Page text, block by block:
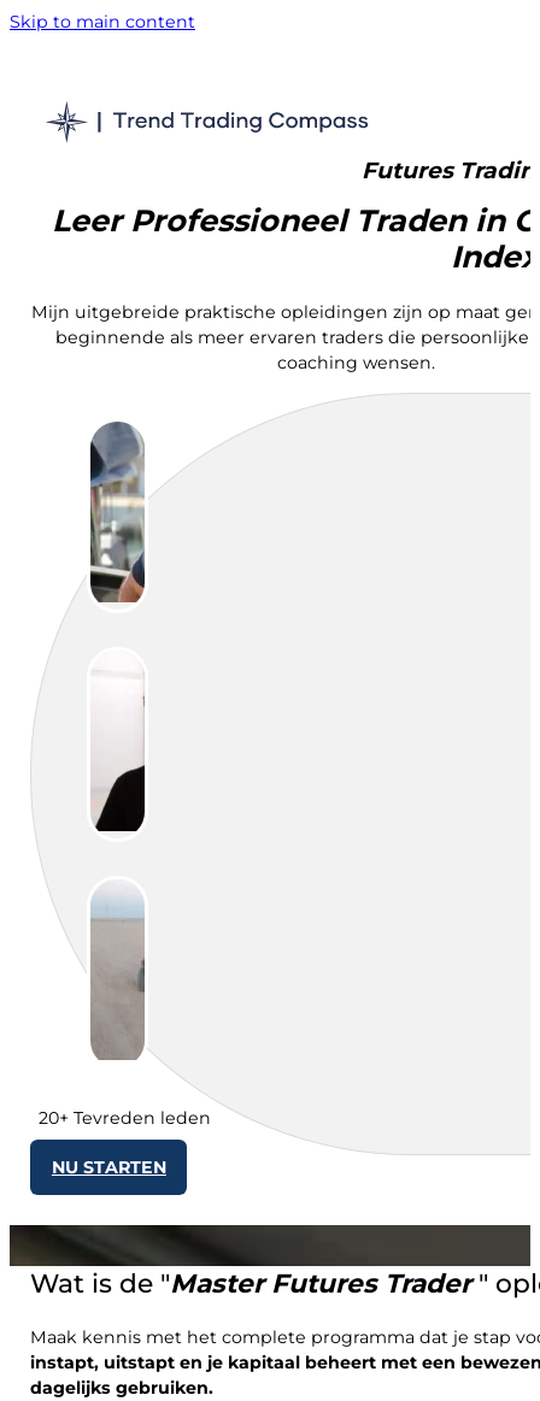
Skip to main content
Futures
Leer Professioneel Traden in
Mijn uitgebreide praktische opleidingen zijn op maat
beginnende als meer ervaren traders die persoonlijke
coaching wensen.
20+ Tevreden leden
NU STARTEN
Wat is de "MasterFutures Trader"
Maak kennis met het complete programma dat je stap
instapt, uitstapt en je kapitaal beheert met een
dagelijks gebruiken.